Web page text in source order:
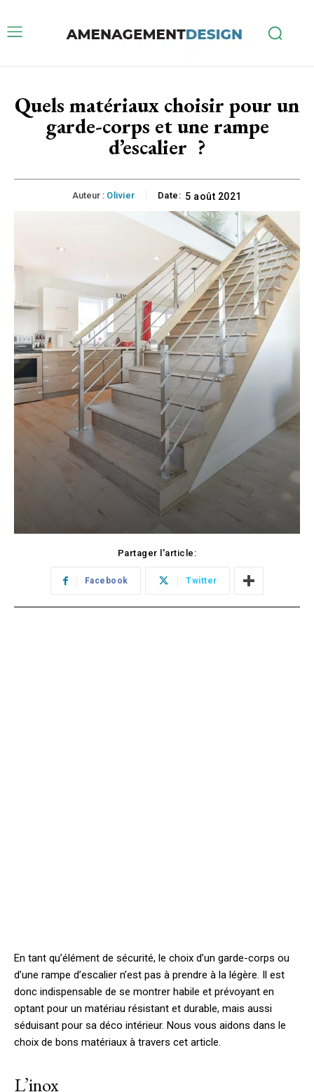
Quels matériaux choisir pour un
garde-corps et une rampe
d’escalier ?
Auteur : Olivier Date: 5 août 2021
Partager l'article:
Facebook Twitter
En tant qu’élément de sécurité, le choix d’un garde-corps ou
d’une rampe d’escalier n’est pas à prendre à la légère. Il est
donc indispensable de se montrer habile et prévoyant en
optant pour un matériau résistant et durable, mais aussi
séduisant pour sa déco intérieur. Nous vous aidons dans le
choix de bons matériaux à travers cet article.
L’inox